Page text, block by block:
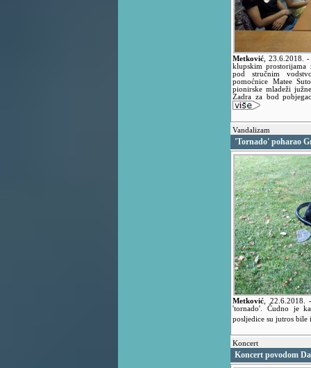
Metković 23.6.2018. -
klupskim prostorijama
pod stručnim
pomoćnice Matee
pionirske mladeži
Zadra za bod
Vandalizam
'Tornado' poharao
Metković 22.6.2018.
'tornado'. Čudno je
posljedice su jutros
Koncert
Koncert povodom